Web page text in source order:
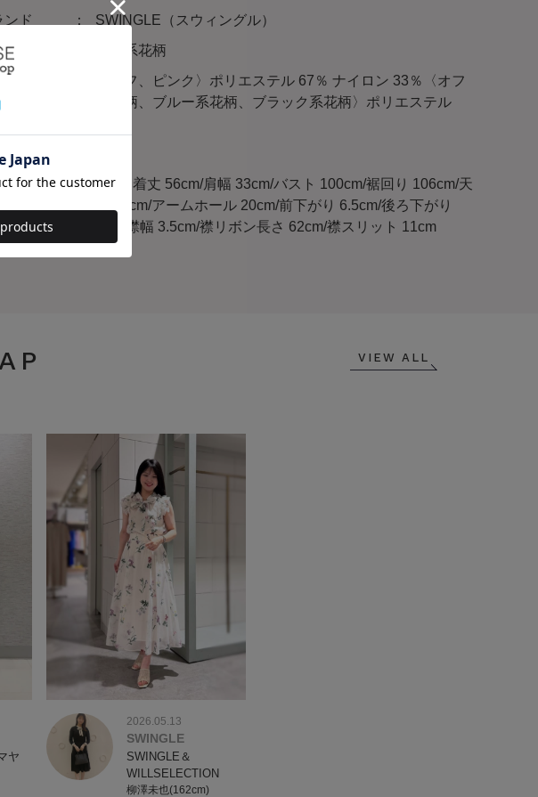
ンド
SWINGLE（スウィングル）
オフ系花柄
〈オフ、ピンク〉ポリエステル 67％ ナイロン 33％〈オフ
系花柄、ブルー系花柄、ブラック系花柄〉ポリエステル
国
ズ
F(00):着丈 56cm/肩幅 33cm/バスト 100cm/裾回り 106cm/天
幅 19cm/アームホール 20cm/前下がり 6.5cm/後ろ下がり
7cm/襟幅 3.5cm/襟リボン長さ 62cm/襟スリット 11cm
VIEW ALL
ヤ
2026.05.13
SWINGLE
SWINGLE＆
WILLSELECTION
柳澤未也(162cm)